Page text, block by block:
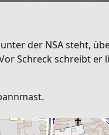
der NSA steht,
Schreck schreibt er